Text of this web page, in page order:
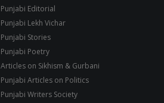
Punjabi Editorial
Punjabi Lekh Vichar
Punjabi Stories
Punjabi Poetry
Articles on Sikhism & Gurbani
Punjabi Articles on Politics
Punjabi Writers Society